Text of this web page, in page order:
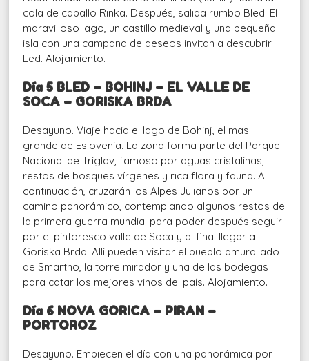
cola de caballo Rinka. Después, salida rumbo Bled. El
maravilloso lago, un castillo medieval y una pequeña
isla con una campana de deseos invitan a descubrir
Led. Alojamiento.
Día 5 BLED – BOHINJ – EL VALLE DE
SOCA – GORISKA BRDA
Desayuno. Viaje hacia el lago de Bohinj, el mas
grande de Eslovenia. La zona forma parte del Parque
Nacional de Triglav, famoso por aguas cristalinas,
restos de bosques vírgenes y rica flora y fauna. A
continuación, cruzarán los Alpes Julianos por un
camino panorámico, contemplando algunos restos de
la primera guerra mundial para poder después seguir
por el pintoresco valle de Soca y al final llegar a
Goriska Brda. Alli pueden visitar el pueblo amurallado
de Smartno, la torre mirador y una de las bodegas
para catar los mejores vinos del país. Alojamiento.
Día 6 NOVA GORICA – PIRAN –
PORTOROZ
Desayuno. Empiecen el día con una panorámica por